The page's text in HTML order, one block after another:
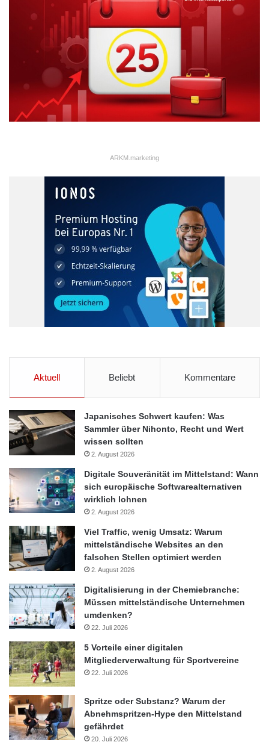
Quelle: Bundesverband der Deutschen Volksbanken und
Raiffeisenbanken e.V. (BVR) / djd
ARKM.marketing
Aktuell Beliebt Kommentare
Japanisches Schwert kaufen: Was
Sammler über Nihonto, Recht und Wert
wissen sollten
2. August 2026
Digitale Souveränität im Mittelstand: Wann
sich europäische Softwarealternativen
wirklich lohnen
2. August 2026
Viel Traffic, wenig Umsatz: Warum
mittelständische Websites an den
falschen Stellen optimiert werden
2. August 2026
Digitalisierung in der Chemiebranche:
Müssen mittelständische Unternehmen
umdenken?
22. Juli 2026
5 Vorteile einer digitalen
Mitgliederverwaltung für Sportvereine
22. Juli 2026
Spritze oder Substanz? Warum der
Abnehmspritzen-Hype den Mittelstand
gefährdet
20. Juli 2026